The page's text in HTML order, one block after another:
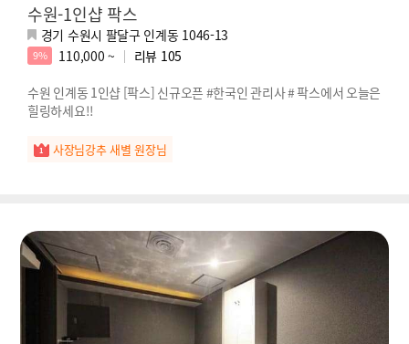
수원-1인샵 팍스
경기 수원시 팔달구 인계동 1046-13
9% 110,000 ~ 리뷰 105
수원 인계동 1인샵 [팍스] 신규오픈 #한국인 관리사 # 팍스에서 오늘은
힐링하세요!!
사장님강추 새별 원장님